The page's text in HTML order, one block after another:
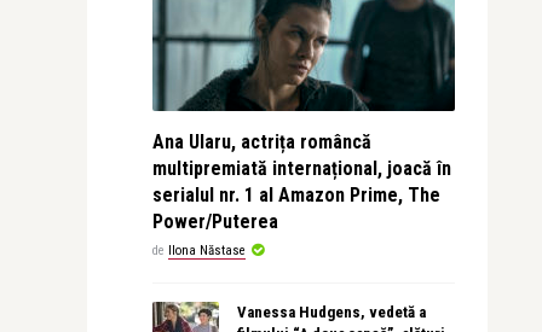
Ana Ularu, actrița româncă
multipremiată internațional, joacă în
serialul nr. 1 al Amazon Prime, The
Power/Puterea
de Ilona Năstase
Vanessa Hudgens, vedetă a